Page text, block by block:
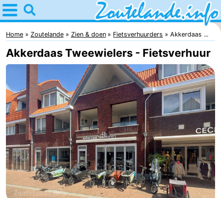
Home
Zoutelande
Tips
kinderen
Webcam
Webcam
Langstraat
Webcam
Strand
Overnachten
Appartementen
Home Zoutelande Zien & doen Fietsverhuurders Akkerdaas ...
Akkerdaas Tweewielers - Fietsverhuur